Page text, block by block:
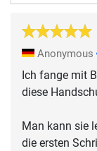
Anonymous
Ich fange mit
diese
Man kann sie
die ersten